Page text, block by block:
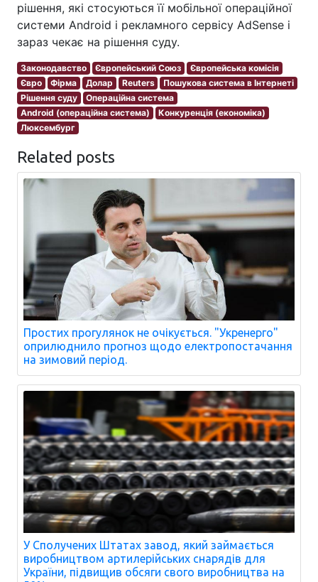
рішення, які стосуються її мобільної операційної
системи Android і рекламного сервісу AdSense і
зараз чекає на рішення суду.
Законодавство Європейський Союз
Європейська комісія
Євро
Фірма Долар Reuters
Пошукова система в Інтернеті
Рішення суду
Операційна система
Android (операційна система)
Конкуренція (економіка)
Люксембург
Related posts
Простих прогулянок не очікується. "Укренерго"
оприлюднило прогноз щодо електропостачання
на зимовий період.
У Сполучених Штатах завод, який займається
виробництвом артилерійських снарядів для
України, підвищив обсяги свого виробництва на